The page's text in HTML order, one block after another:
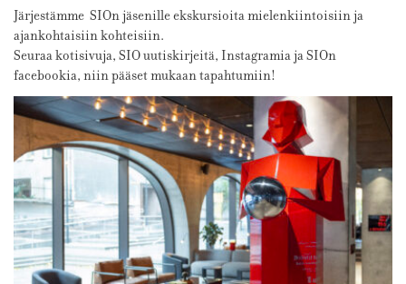
Järjestämme SIOn jäsenille ekskursioita mielenkiintoisiin ja
ajankohtaisiin kohteisiin.
Seuraa kotisivuja, SIO uutiskirjeitä, Instagramia ja SIOn
facebookia, niin pääset mukaan tapahtumiin!